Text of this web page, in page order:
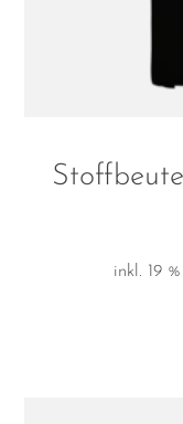
inkl. 19